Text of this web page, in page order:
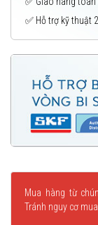
✅ Hỗ trợ kỹ thuật
Mua hàng từ
Tránh nguy cơ